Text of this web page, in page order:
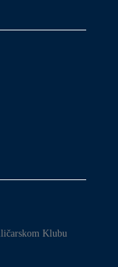
Klubu